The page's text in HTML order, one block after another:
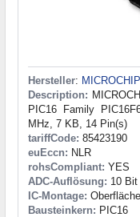
Hersteller: MICROCHIP
Description:
PIC16 Family
MHz, 7 KB, 14 Pin(s)
tariffCode: 85423190
euEccn: NLR
rohsCompliant: YES
ADC-Auflösung: 10 Bit
IC-Montage:
Bausteinkern: PIC16